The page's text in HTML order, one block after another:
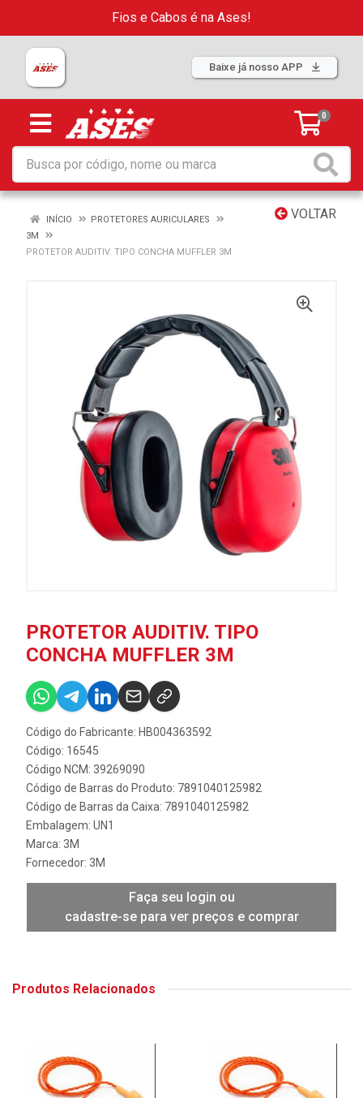
Fios e Cabos é na Ases!
Baixe já nosso APP
0
VOLTAR
INÍCIO
PROTETORES AURICULARES
3M
PROTETOR AUDITIV. TIPO CONCHA MUFFLER 3M
PROTETOR AUDITIV. TIPO
CONCHA MUFFLER 3M
Código do Fabricante: HB004363592
Código: 16545
Código NCM: 39269090
Código de Barras do Produto: 7891040125982
Código de Barras da Caixa: 7891040125982
Embalagem: UN1
Marca: 3M
Fornecedor: 3M
Faça seu login ou
cadastre-se para ver preços e comprar
Produtos Relacionados